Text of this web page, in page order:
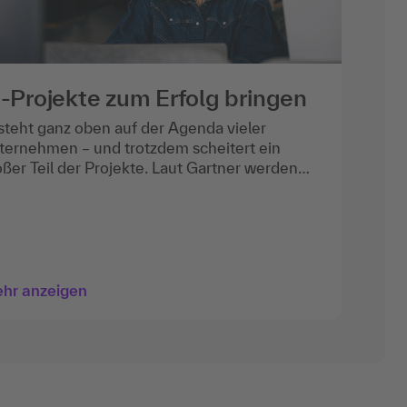
Projekte zum Erfolg bringen
ganz oben auf der Agenda vieler
– und trotzdem scheitert ein
Teil der Projekte. Laut Gartner werden
im Projektmanagement. Als
anzeigen